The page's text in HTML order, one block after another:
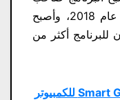
أعلى معدل تنزيل في أمريكا في عام 2018، وأصبح
سوقًا، وكان للبرنامج أكثر من